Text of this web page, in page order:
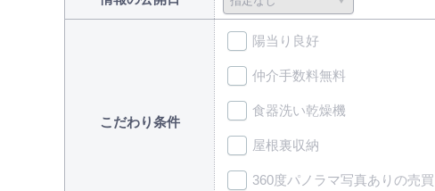
こだわり条件
陽当り良好
仲介手数料無料
食器洗い乾燥機
屋根裏収納
360度パノラマ写真ありの売買